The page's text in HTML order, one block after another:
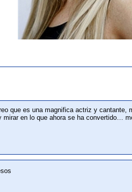
que es una magnifica actriz y
en lo que ahora se ha convertido…